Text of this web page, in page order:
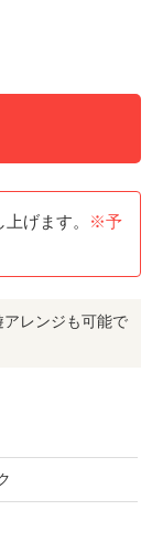
げます。
※予
レンジも可能で